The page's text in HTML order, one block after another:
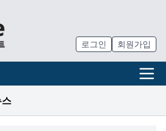
로그인 회원가입